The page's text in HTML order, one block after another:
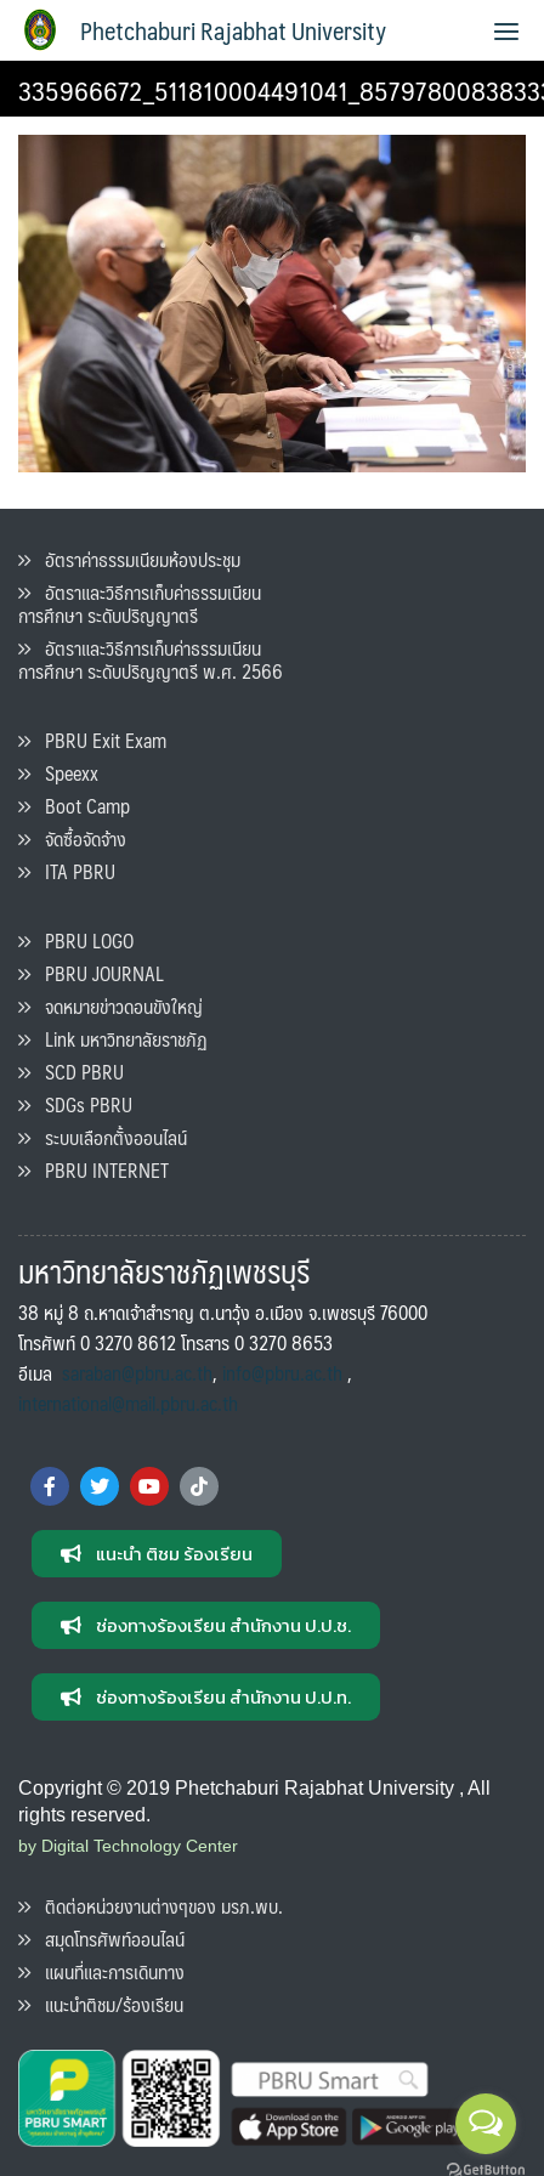
Phetchaburi Rajabhat University
อัตราค่าธรรมเนียมห้องประชุม
อัตราและวิธีการเก็บค่าธรรมเนียน
การศึกษา ระดับปริญญาตรี
อัตราและวิธีการเก็บค่าธรรมเนียน
การศึกษา ระดับปริญญาตรี พ.ศ. 2566
PBRU Exit Exam
Speexx
Boot Camp
จัดซื้อจัดจ้าง
ITA PBRU
PBRU LOGO
PBRU JOURNAL
จดหมายข่าวดอนขังใหญ่
Link มหาวิทยาลัยราชภัฏ
SCD PBRU
SDGs PBRU
ระบบเลือกตั้งออนไลน์
PBRU INTERNET
มหาวิทยาลัยราชภัฏเพชรบุรี
38 หมู่ 8 ถ.หาดเจ้าสำราญ ต.นาวุ้ง อ.เมือง จ.เพชรบุรี 76000
โทรศัพท์ 0 3270 8612 โทรสาร 0 3270 8653
อีเมล saraban@pbru.ac.th, info@pbru.ac.th,
international@mail.pbru.ac.th
แนะนำ ติชม ร้องเรียน
ช่องทางร้องเรียน สำนักงาน ป.ป.ช.
ช่องทางร้องเรียน สำนักงาน ป.ป.ท.
Copyright © 2019 Phetchaburi Rajabhat University , All
rights reserved.
by Digital Technology Center
ติดต่อหน่วยงานต่างๆของ มรภ.พบ.
สมุดโทรศัพท์ออนไลน์
แผนที่และการเดินทาง
แนะนำติชม/ร้องเรียน